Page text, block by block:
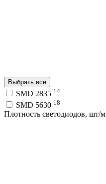
Выбрать все
SMD 2835 14
SMD 5630 18
Плотность светодиодов, шт/м